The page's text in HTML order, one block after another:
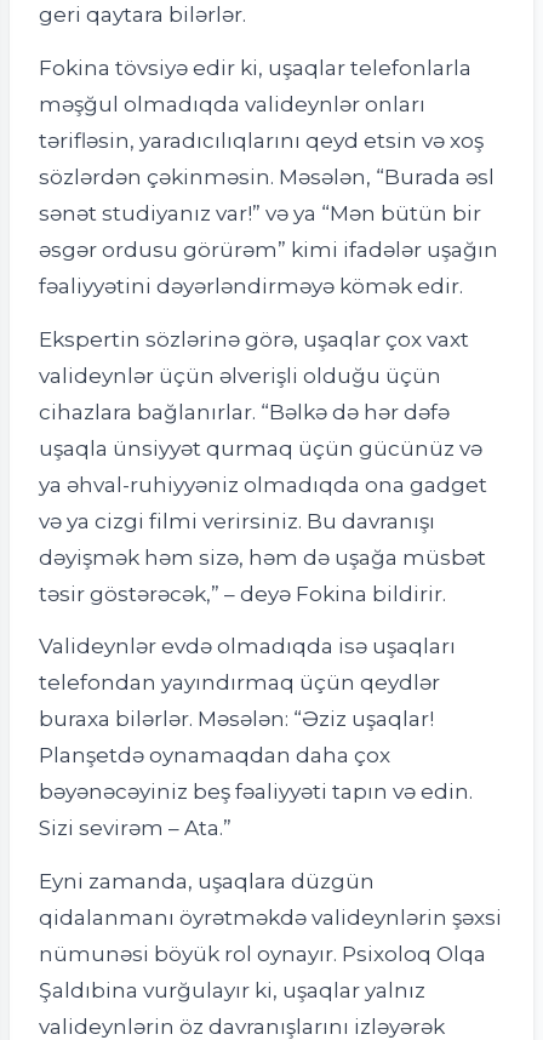
geri qaytara bilərlər.
Fokina tövsiyə edir ki, uşaqlar telefonlarla
məşğul olmadıqda valideynlər onları
tərifləsin, yaradıcılıqlarını qeyd etsin və xoş
sözlərdən çəkinməsin. Məsələn, “Burada əsl
sənət studiyanız var!” və ya “Mən bütün bir
əsgər ordusu görürəm” kimi ifadələr uşağın
fəaliyyətini dəyərləndirməyə kömək edir.
Ekspertin sözlərinə görə, uşaqlar çox vaxt
valideynlər üçün əlverişli olduğu üçün
cihazlara bağlanırlar. “Bəlkə də hər dəfə
uşaqla ünsiyyət qurmaq üçün gücünüz və
ya əhval-ruhiyyəniz olmadıqda ona gadget
və ya cizgi filmi verirsiniz. Bu davranışı
dəyişmək həm sizə, həm də uşağa müsbət
təsir göstərəcək,” – deyə Fokina bildirir.
Valideynlər evdə olmadıqda isə uşaqları
telefondan yayındırmaq üçün qeydlər
buraxa bilərlər. Məsələn: “Əziz uşaqlar!
Planşetdə oynamaqdan daha çox
bəyənəcəyiniz beş fəaliyyəti tapın və edin.
Sizi sevirəm – Ata.”
Eyni zamanda, uşaqlara düzgün
qidalanmanı öyrətməkdə valideynlərin şəxsi
nümunəsi böyük rol oynayır. Psixoloq Olqa
Şaldıbina vurğulayır ki, uşaqlar yalnız
valideynlərin öz davranışlarını izləyərək